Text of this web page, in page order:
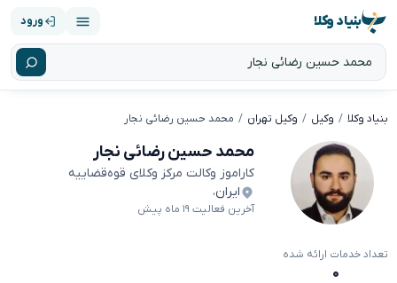
بنیاد وکلا ورود
بنیاد وکلا وکیل وکیل تهران محمد حسین رضائی نجار
محمد حسین رضائی نجار
کاراموز وکالت مرکز وکلای قوه‌قضاییه
ایران،
آخرین فعالیت ۱۹ ماه پیش
تعداد خدمات ارائه شده
۰